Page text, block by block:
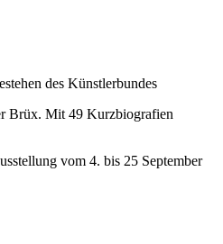
des Künstlerbundes
Brüx. Mit 49 Kurzbiografien
vom 4. bis 25 September